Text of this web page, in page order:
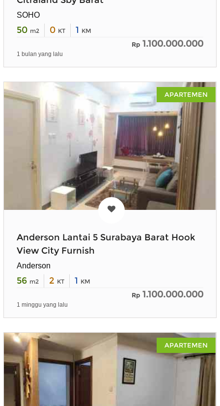
SOHO
50 m2 0 KT 1 KM
Rp 1.100.000.000
1 bulan yang lalu
APARTEMEN
Anderson Lantai 5 Surabaya Barat Hook
View City Furnish
Anderson
56 m2 2 KT 1 KM
Rp 1.100.000.000
1 minggu yang lalu
APARTEMEN